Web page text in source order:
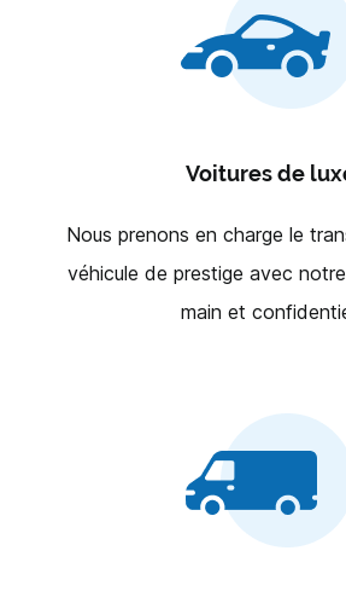
Voitures de
Nous prenons en charge le
véhicule de prestige avec
main et